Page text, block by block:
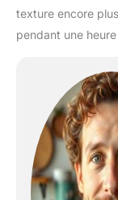
texture encore
pendant une